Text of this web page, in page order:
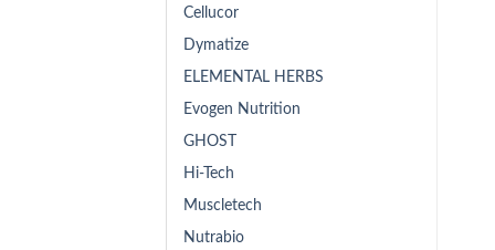
Cellucor
Dymatize
ELEMENTAL HERBS
Evogen Nutrition
GHOST
Hi-Tech
Muscletech
Nutrabio